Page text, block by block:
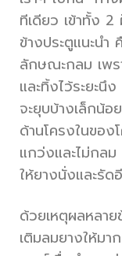
ทีเดียว เข้าทั้ง
ข้างประตูแนะน
ลักษณะกลม เพร
และทิ้งไว้ระยะ
จะยุบบ้างเล็กน้อ
ด้านโครงในของ
แกว่งและไม่กลม
ให้ยางนั่งและรั
ด้วยเหตุผลหลา
เติมลมยางให้มา